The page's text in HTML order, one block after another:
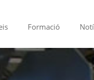
Formació